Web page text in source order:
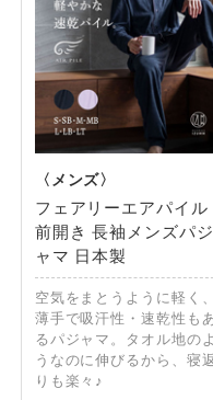
フェアリーエアパイル
前開き 長袖メンズパジ
ャマ 日本製
空気をまとうように軽く、
薄手で吸汗性・速乾性も
るパジャマ。タオル地のよ
うなのに伸びるから、寝返
りも楽々♪